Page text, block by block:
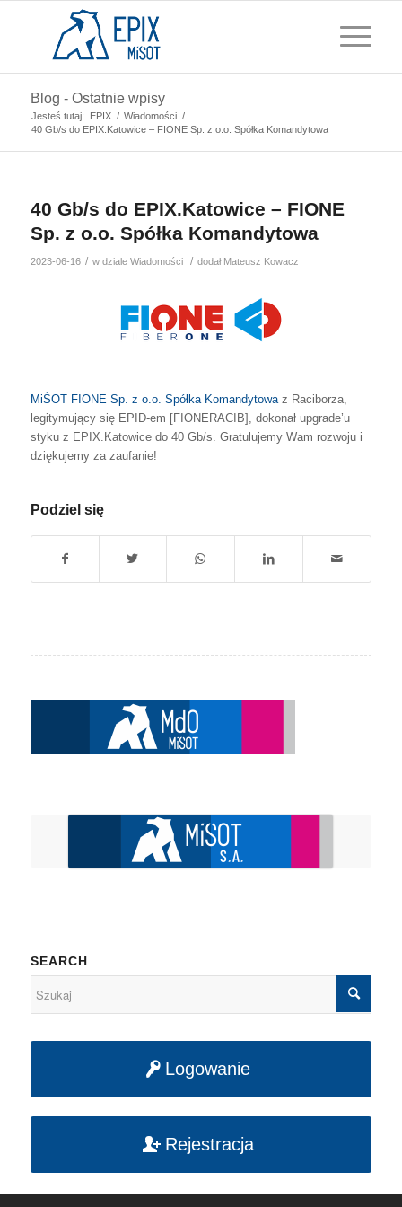
Blog - Ostatnie wpisy
Jesteś tutaj: EPIX / Wiadomości /
40 Gb/s do EPIX.Katowice – FIONE Sp. z o.o. Spółka Komandytowa
40 Gb/s do EPIX.Katowice – FIONE
Sp. z o.o. Spółka Komandytowa
2023-06-16 / w dziale Wiadomości / dodał Mateusz Kowacz
MiŚOT FIONE Sp. z o.o. Spółka Komandytowaz Raciborza,
legitymujący się EPID-em [FIONERACIB], dokonał upgrade’u
styku z EPIX.Katowice do 40 Gb/s. Gratulujemy Wam rozwoju i
dziękujemy za zaufanie!
Podziel się
SEARCH
Logowanie
Rejestracja